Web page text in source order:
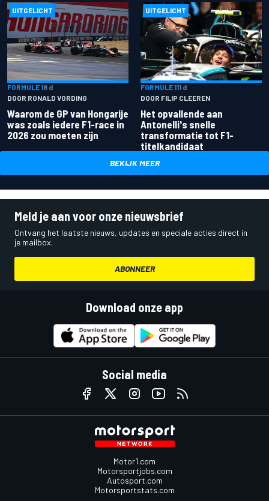
UITGELICHT
FORMULE 18 d
DOOR RONALD VORDING
Waarom de GP van Hongarije
was zoals iedere F1-race in
2026 zou moeten zijn
UITGELICHT
FORMULE 111 d
DOOR FILIP CLEEREN
Het opvallende aan
Antonelli's snelle
transformatie tot F1-
titelkandidaat
BEKIJK MEER
Meld je aan voor onze nieuwsbrief
Ontvang het laatste nieuws, updates en speciale acties direct in
je mailbox.
ABONNEER
Download onze app
Social media
Motor1.com
Motorsportjobs.com
Autosport.com
Motorsportstats.com